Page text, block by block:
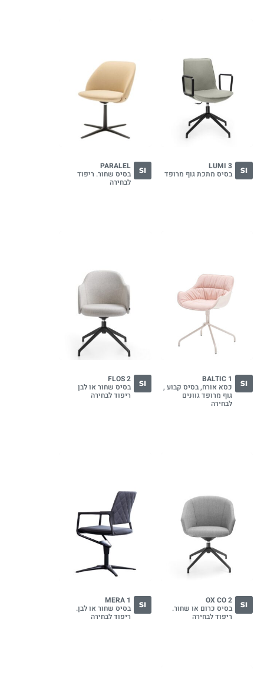
SI
LUMI 3
בסיס מתכת גוף מרופד SI
PARALEL
בסיס שחור. ריפוד
לבחירה
SI
BALTIC 1
כסא אורח, בסיס קבוע ,
גוף מרופד גוונים
לבחירה
SI
FLOS 2
בסיס שחור או לבן
ריפוד לבחירה
SI
OX CO 2
בסיס כרום או שחור.
ריפוד לבחירה
SI
MERA 1
בסיס שחור או לבן.
ריפוד לבחירה